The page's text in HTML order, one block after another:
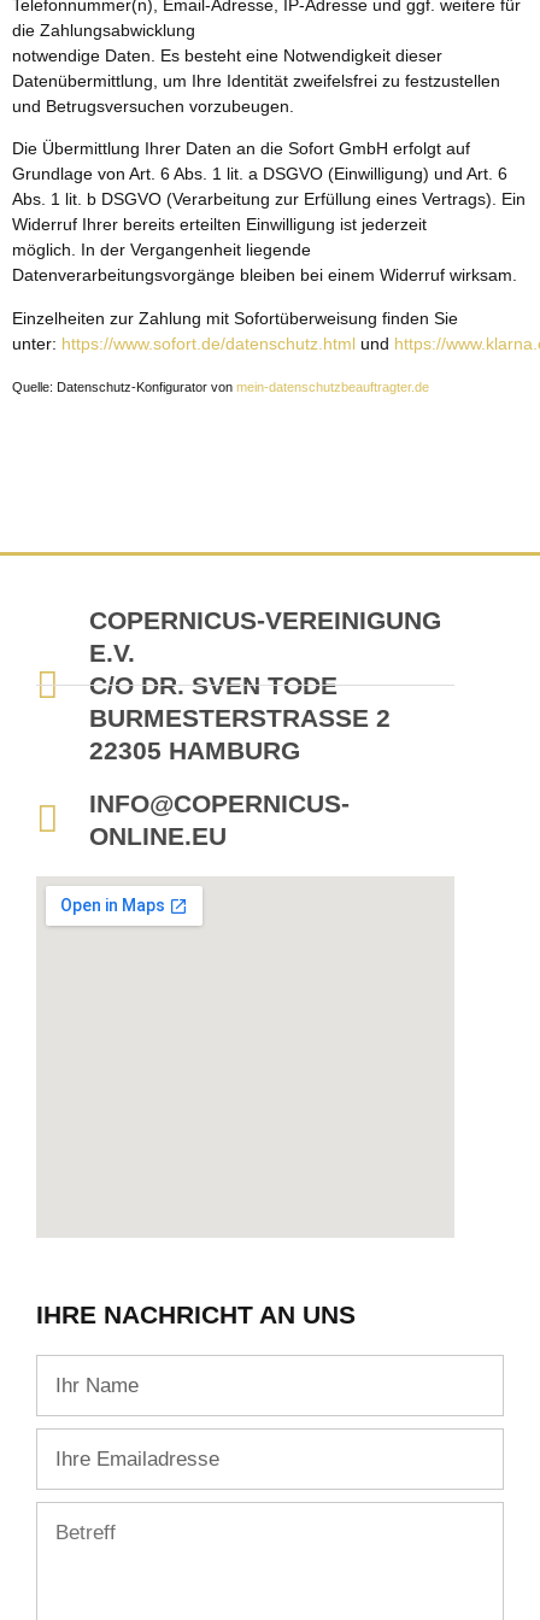
Telefonnummer(n), Email-Adresse, IP-Adresse und ggf. weitere für
die Zahlungsabwicklung
notwendige Daten. Es besteht eine Notwendigkeit dieser
Datenübermittlung, um Ihre Identität zweifelsfrei zu festzustellen
und Betrugsversuchen vorzubeugen.
Die Übermittlung Ihrer Daten an die Sofort GmbH erfolgt auf
Grundlage von Art. 6 Abs. 1 lit. a DSGVO (Einwilligung) und Art. 6
Abs. 1 lit. b DSGVO (Verarbeitung zur Erfüllung eines Vertrags). Ein
Widerruf Ihrer bereits erteilten Einwilligung ist jederzeit
möglich. In der Vergangenheit liegende
Datenverarbeitungsvorgänge bleiben bei einem Widerruf wirksam.
Einzelheiten zur Zahlung mit Sofortüberweisung finden Sie
unter: https://www.sofort.de/datenschutz.html und https://
Quelle: Datenschutz-Konfigurator von mein-datenschutzbeauftragter.de
COPERNICUS-VEREINIGUNG
E.V.
C/O DR. SVEN TODE
BURMESTERSTRASSE 2
22305 HAMBURG
INFO@COPERNICUS-
ONLINE.EU
IHRE NACHRICHT AN UNS